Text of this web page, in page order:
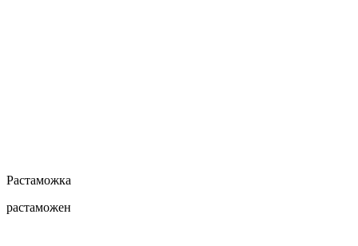
Растаможка
растаможен